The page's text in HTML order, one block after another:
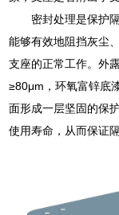
密封处理是保护
能够有效地阻挡灰尘
支座的正常工作。外
≥80μm，环氧富锌底
面形成一层坚固的保
使用寿命，从而保证